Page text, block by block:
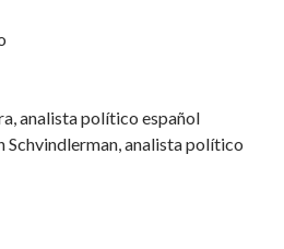
analista político español
Schvindlerman, analista político